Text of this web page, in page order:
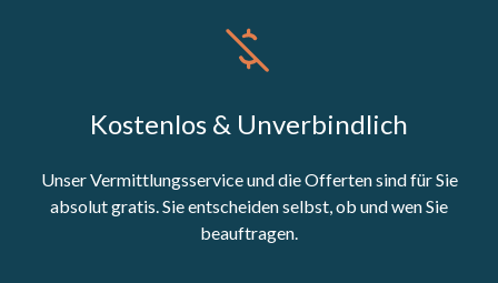
Kostenlos & Unverbindlich
Unser Vermittlungsservice und die Offerten sind für Sie
absolut gratis. Sie entscheiden selbst, ob und wen Sie
beauftragen.